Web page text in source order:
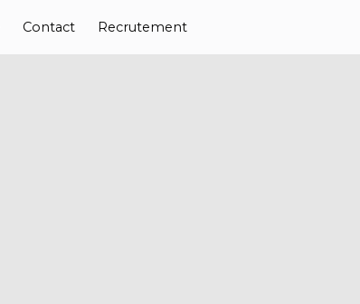
Contact Recrutement